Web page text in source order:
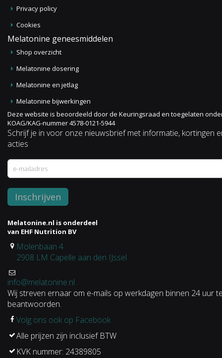
Privacy policy
Cookies
Melatonine geneesmiddelen
Shop overzicht
Melatonine dosering
Melatonine en jetlag
Melatonine bijwerkingen
Deze website is beoordeeld door de Keuringsraad en toegelaten
KOAG/KAG-nummer 4578-0121-5944
Schrijf je in voor onze nieuwsbrief met informatie, kortingen
acties
Melatonine.nl is onderdeel
van EHF Nutrition BV
Molenbaan 4
2908 LM Capelle aan den IJssel
info@melatonine.nl
Wij streven ernaar om e-mails op werkdagen binnen 24 uur
beantwoorden.
Volg ons ook op Facebook
Alle prijzen zijn inclusief BTW
KVK nummer: 24389805